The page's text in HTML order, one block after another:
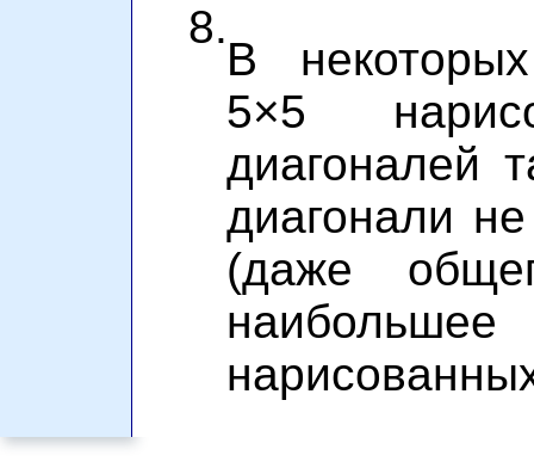
8.
В
5×5
диагоналей
диагонали
(даже